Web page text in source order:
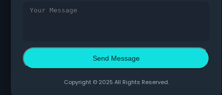
Send Message
Copyright © 2025 All Rights Reserved.